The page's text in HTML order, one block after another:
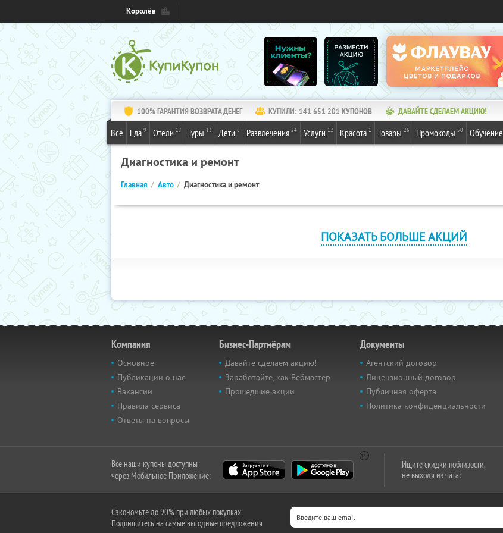
Королёв
100% ГАРАНТИЯ ВОЗВРАТА ДЕНЕГ КУПИЛИ: 141 651 201 КУПОНОВ ДАВАЙТЕ СДЕЛАЕМ АКЦИЮ!
Все Еда 9 Отели 17 Туры 13 Дети 6 Развлечения 24 Услуги 12 Красота 1 Товары 26 Промокоды 50 Обучение
Диагностика и ремонт
Главная Авто Диагностика и ремонт
ПОКАЗАТЬ БОЛЬШЕ АКЦИЙ
Компания
Основное
Публикации о нас
Вакансии
Правила сервиса
Ответы на вопросы
Бизнес-Партнёрам
Давайте сделаем акцию!
Заработайте, как Вебмастер
Прошедшие акции
Документы
Агентский договор
Лицензионный договор
Публичная оферта
Политика конфиденциальности
Все наши купоны доступны
через Мобильное Приложение:
Ищите скидки поблизости,
не выходя из чата:
Сэкономьте до 90% при любых покупках
Подпишитесь на самые выгодные предложения